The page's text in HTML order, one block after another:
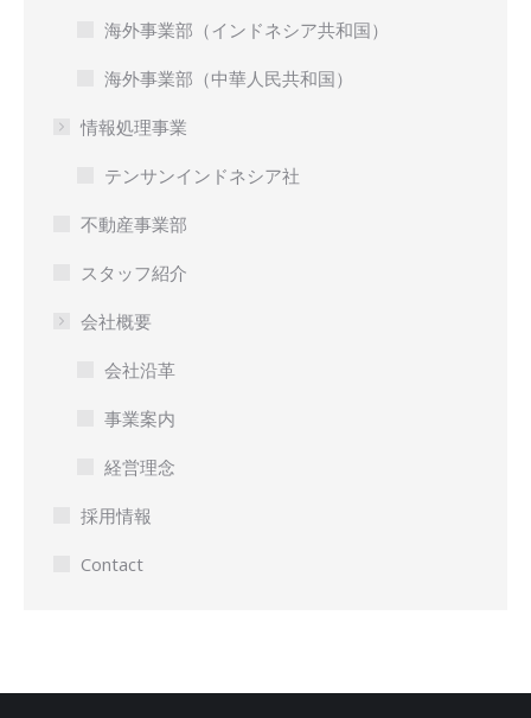
海外事業部（インドネシア共和国）
海外事業部（中華人民共和国）
情報処理事業
テンサンインドネシア社
不動産事業部
スタッフ紹介
会社概要
会社沿革
事業案内
経営理念
採用情報
Contact